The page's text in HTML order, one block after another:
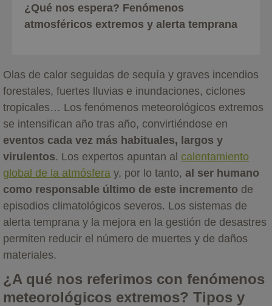
¿Qué nos espera? Fenómenos
atmosféricos extremos y alerta temprana
Olas de calor seguidas de sequía y graves incendios
forestales, fuertes lluvias e inundaciones, ciclones
tropicales… Los fenómenos meteorológicos extremos
se intensifican año tras año, convirtiéndose en
eventos cada vez más habituales, largos y
virulentos. Los expertos apuntan al calentamiento
global de la atmósfera y, por lo tanto, al ser humano
como responsable último de este incremento de
episodios climatológicos severos. Los sistemas de
alerta temprana y la mejora en la gestión de desastres
permiten reducir el número de muertes y de daños
materiales.
¿A qué nos referimos con fenómenos
meteorológicos extremos? Tipos y